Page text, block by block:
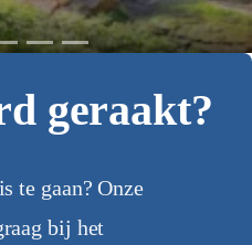
geraakt?
te gaan? Onze
bij het